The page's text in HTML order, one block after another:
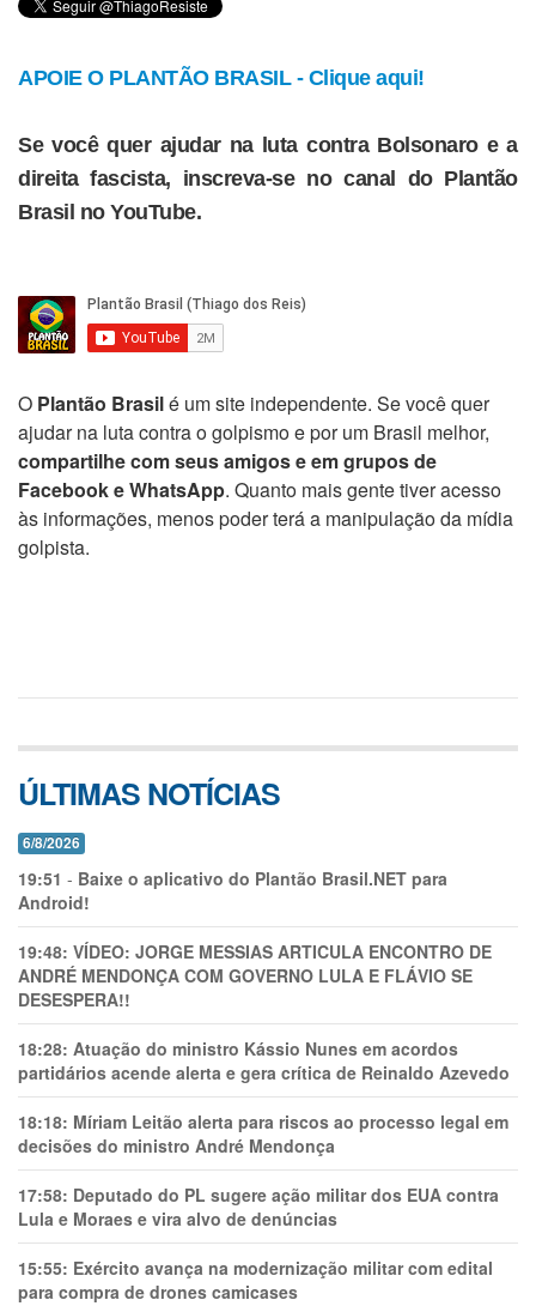
APOIE O PLANTÃO BRASIL - Clique aqui!
Se você quer ajudar na luta contra Bolsonaro e a
direita fascista, inscreva-se no canal do Plantão
Brasil no YouTube.
O Plantão Brasilé um site independente. Se você quer
ajudar na luta contra o golpismo e por um Brasil melhor,
compartilhe com seus amigos e em grupos de
Facebook e WhatsApp. Quanto mais gente tiver acesso
às informações, menos poder terá a manipulação da mídia
golpista.
ÚLTIMAS NOTÍCIAS
6/8/2026
19:51 - Baixe o aplicativo do Plantão Brasil.NET para
Android!
19:48: VÍDEO: JORGE MESSIAS ARTICULA ENCONTRO DE
ANDRÉ MENDONÇA COM GOVERNO LULA E FLÁVIO SE
DESESPERA!!
18:28: Atuação do ministro Kássio Nunes em acordos
partidários acende alerta e gera crítica de Reinaldo Azevedo
18:18: Míriam Leitão alerta para riscos ao processo legal em
decisões do ministro André Mendonça
17:58: Deputado do PL sugere ação militar dos EUA contra
Lula e Moraes e vira alvo de denúncias
15:55: Exército avança na modernização militar com edital
para compra de drones camicases